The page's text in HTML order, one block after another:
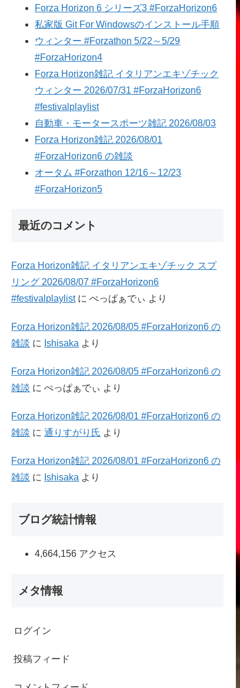
Forza Horizon 6 シリーズ3 #ForzaHorizon6
私家版 Git For Windowsのインストール手順
ウィンター #Forzathon 5/22～5/29
#ForzaHorizon4
Forza Horizon雑記 イタリアンエキゾチック
ウィンター 2026/07/31 #ForzaHorizon6
#festivalplaylist
自動車・モータースポーツ雑記 2026/08/03
Forza Horizon雑記 2026/08/01
#ForzaHorizon6 の雑談
オータム #Forzathon 12/16～12/23
#ForzaHorizon5
最近のコメント
Forza Horizon雑記 イタリアンエキゾチック スプ
リング 2026/08/07 #ForzaHorizon6
#festivalplaylistにぺっぱぁでぃ より
Forza Horizon雑記 2026/08/05 #ForzaHorizon6 の
雑談 に Ishisaka より
Forza Horizon雑記 2026/08/05 #ForzaHorizon6 の
雑談 にぺっぱぁでぃ より
Forza Horizon雑記 2026/08/01 #ForzaHorizon6 の
雑談 に通りすがり氏 より
Forza Horizon雑記 2026/08/01 #ForzaHorizon6 の
雑談 に Ishisaka より
ブログ統計情報
4,664,156 アクセス
メタ情報
ログイン
投稿フィード